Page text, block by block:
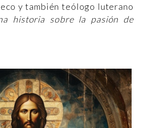
y también teólogo luterano
historia sobre la pasión de